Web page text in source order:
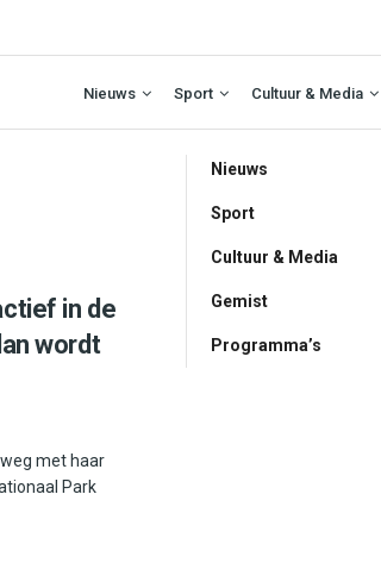
Nieuws Sport Cultuur & Media
in de
wordt
met haar
Park
Nieuws
Sport
Cultuur & Media
Gemist
Programma’s